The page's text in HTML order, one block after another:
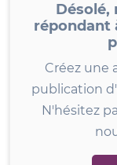
Désolé,
répondant
Créez une
publication
N'hésitez